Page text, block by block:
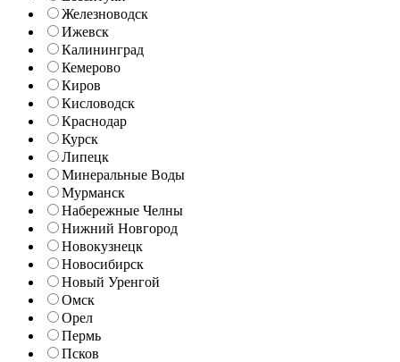
Железноводск
Ижевск
Калининград
Кемерово
Киров
Кисловодск
Краснодар
Курск
Липецк
Минеральные Воды
Мурманск
Набережные Челны
Нижний Новгород
Новокузнецк
Новосибирск
Новый Уренгой
Омск
Орел
Пермь
Псков